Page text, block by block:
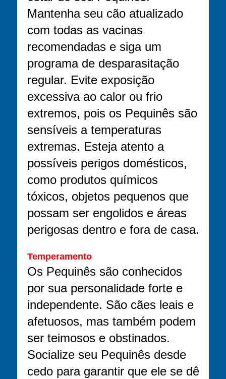
Mantenha seu cão atualizado
com todas as vacinas
recomendadas e siga um
programa de desparasitação
regular. Evite exposição
excessiva ao calor ou frio
extremos, pois os Pequinês são
sensíveis a temperaturas
extremas. Esteja atento a
possíveis perigos domésticos,
como produtos químicos
tóxicos, objetos pequenos que
possam ser engolidos e áreas
perigosas dentro e fora de casa.
Temperamento
Os Pequinês são conhecidos
por sua personalidade forte e
independente. São cães leais e
afetuosos, mas também podem
ser teimosos e obstinados.
Socialize seu Pequinês desde
cedo para garantir que ele se dê